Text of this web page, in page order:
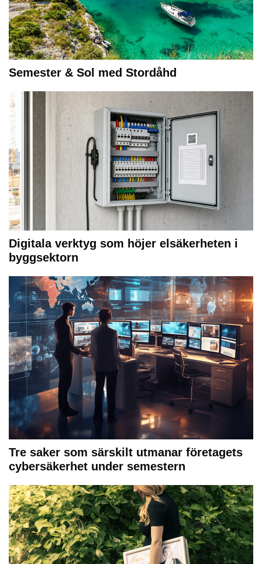
Semester & Sol med Stordåhd
Digitala verktyg som höjer elsäkerheten i
byggsektorn
Tre saker som särskilt utmanar företagets
cybersäkerhet under semestern